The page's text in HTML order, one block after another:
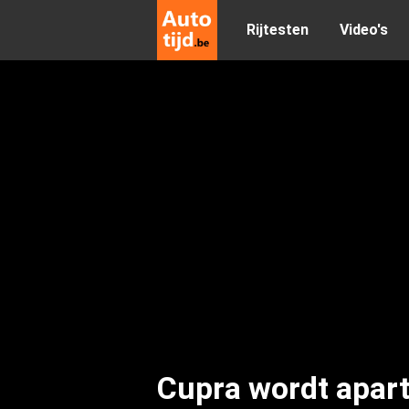
Rijtesten Video's
Cupra wordt